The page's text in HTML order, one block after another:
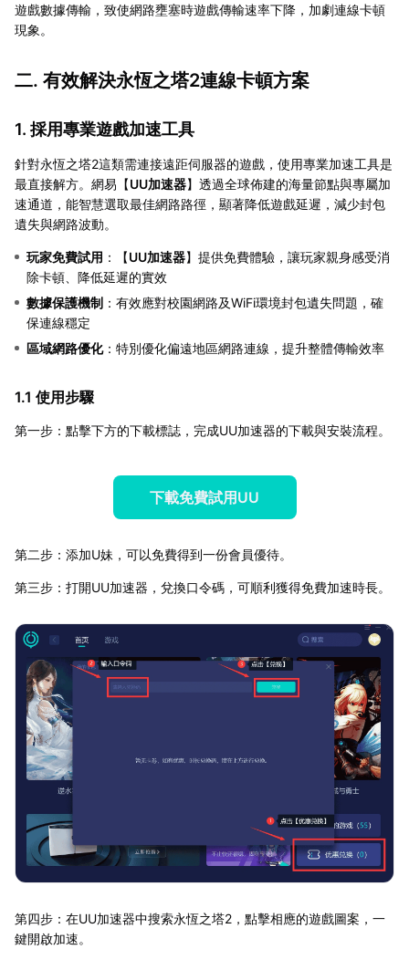
遊戲數據傳輸，致使網路壅塞時遊戲傳輸速率下降，加劇連線卡頓
現象。
二. 有效解決永恆之塔2連線卡頓方案
1. 採用專業遊戲加速工具
針對永恆之塔2這類需連接遠距伺服器的遊戲，使用專業加速工具是
最直接解方。網易【UU加速器】透過全球佈建的海量節點與專屬加
速通道，能智慧選取最佳網路路徑，顯著降低遊戲延遲，減少封包
遺失與網路波動。
玩家免費試用 ：【UU加速器】提供免費體驗，讓玩家親身感受消
除卡頓、降低延遲的實效
數據保護機制 ：有效應對校園網路及WiFi環境封包遺失問題，確
保連線穩定
區域網路優化：特別優化偏遠地區網路連線，提升整體傳輸效率
1.1 使用步驟
第一步：點擊下方的下載標誌，完成UU加速器的下載與安裝流程。
下載免費試用UU
第二步：添加U妹，可以免費得到一份會員優待。
第三步：打開UU加速器，兌換口令碼，可順利獲得免費加速時長。
第四步：在UU加速器中搜索永恆之塔2，點擊相應的遊戲圖案，一
鍵開啟加速。